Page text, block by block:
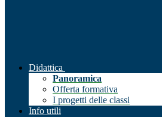
Didattica
Panoramica
Offerta formativa
I progetti delle classi
Info utili